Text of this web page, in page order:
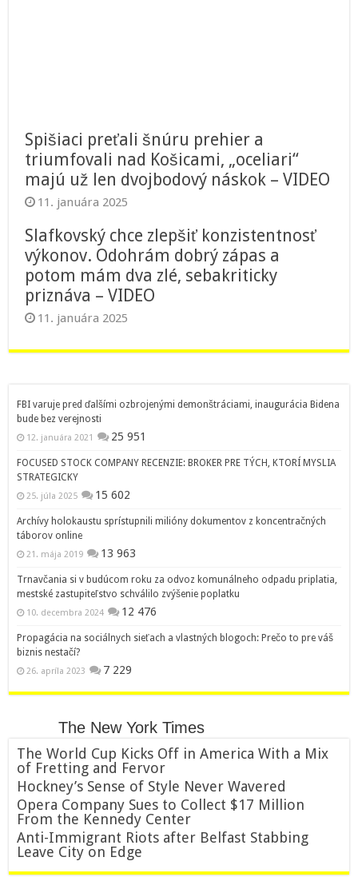
Spišiaci preťali šnúru prehier a
triumfovali nad Košicami, „oceliari“
majú už len dvojbodový náskok – VIDEO
11. januára 2025
Slafkovský chce zlepšiť konzistentnosť
výkonov. Odohrám dobrý zápas a
potom mám dva zlé, sebakriticky
priznáva – VIDEO
11. januára 2025
FBI varuje pred ďalšími ozbrojenými demonštráciami, inaugurácia Bidena
bude bez verejnosti
12. januára 2021 25 951
FOCUSED STOCK COMPANY RECENZIE: BROKER PRE TÝCH, KTORÍ MYSLIA
STRATEGICKY
25. júla 2025 15 602
Archívy holokaustu sprístupnili milióny dokumentov z koncentračných
táborov online
21. mája 2019 13 963
Trnavčania si v budúcom roku za odvoz komunálneho odpadu priplatia,
mestské zastupiteľstvo schválilo zvýšenie poplatku
10. decembra 2024 12 476
Propagácia na sociálnych sieťach a vlastných blogoch: Prečo to pre váš
biznis nestačí?
26. apríla 2023 7 229
The New York Times
The World Cup Kicks Off in America With a Mix
of Fretting and Fervor
Hockney’s Sense of Style Never Wavered
Opera Company Sues to Collect $17 Million
From the Kennedy Center
Anti-Immigrant Riots after Belfast Stabbing
Leave City on Edge